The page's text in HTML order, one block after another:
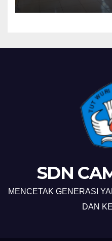
SDN
MENCETAK GENERASI
DAN